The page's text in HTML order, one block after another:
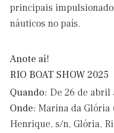
principais
náuticos no país.
Anote aí!
RIO BOAT SHOW 2025
Quando: De 26 de abril
Onde: Marina da Glória
Henrique, s/n, Glória,